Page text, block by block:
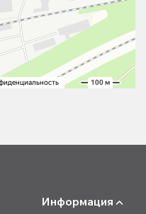
Информация